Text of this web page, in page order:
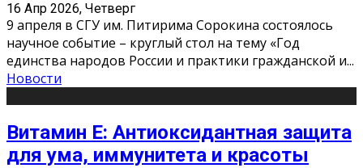
16 Апр 2026, Четверг
9 апреля в СГУ им. Питирима Сорокина состоялось
научное событие – круглый стол на тему «Год
единства народов России и практики гражданской и...
Новости
Витамин Е: Антиоксидантная защита
для ума, иммунитета и красоты